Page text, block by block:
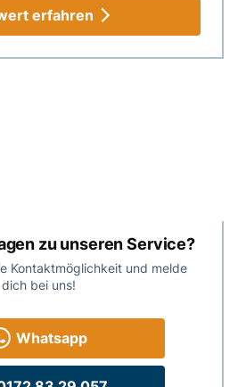
sicher und schnell
bei auto-
erfahren
zu unseren Service?
Kontaktmöglichkeit und melde
dich bei uns!
Whatsapp